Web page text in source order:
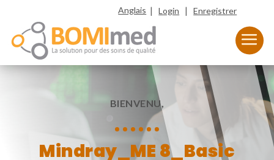
Anglais |Login |Enregistrer
BIENVENU,
Mindray_ME 8_Basic